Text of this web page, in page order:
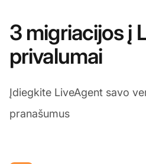
3 migriacijos į
privalumai
Įdiegkite LiveAgent savo
pranašumus